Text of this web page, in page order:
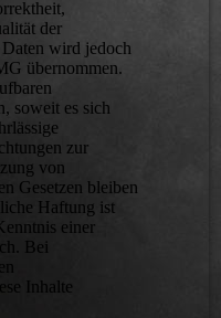
der
wird jedoch
übernommen.
soweit es sich
zur
von
Gesetzen bleiben
Haftung ist
einer
Bei
Inhalte